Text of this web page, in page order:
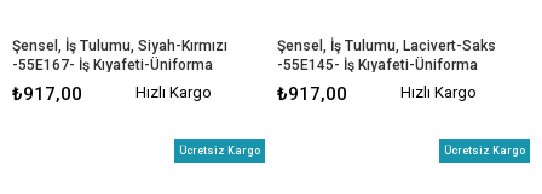
Şensel, İş Tulumu, Siyah-Kırmızı
-55E167- İş Kıyafeti-Üniforma
₺917,00 Hızlı Kargo
Şensel, İş Tulumu, Lacivert-Saks
-55E145- İş Kıyafeti-Üniforma
₺917,00 Hızlı Kargo
Ücretsiz Kargo Ücretsiz Kargo